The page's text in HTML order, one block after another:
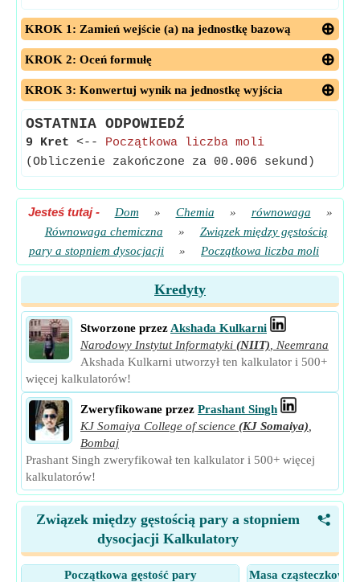
KROK 1: Zamień wejście (a) na jednostkę bazową
KROK 2: Oceń formułę
KROK 3: Konwertuj wynik na jednostkę wyjścia
OSTATNIA ODPOWIEDŹ
9 Kret <-- Początkowa liczba moli
(Obliczenie zakończone za 00.006 sekund)
Jesteś tutaj- Dom » Chemia » równowaga
»
Równowaga chemiczna
»
Związek między gęstością
pary a stopniem dysocjacji
» Początkowa liczba moli
Kredyty
Stworzone przez Akshada Kulkarni
Narodowy Instytut Informatyki (NIIT)
Neemrana
Akshada Kulkarni utworzył ten kalkulator i 500+
więcej kalkulatorów!
Zweryfikowane przez Prashant Singh
KJ Somaiya College of science (KJ Somaiya)
Bombaj
Prashant Singh zweryfikował ten kalkulator i 500+ więcej
kalkulatorów!
<
Związek między gęstością pary a stopniem
dysocjacji Kalkulatory
Początkowa gęstość pary
Masa cząsteczkowa